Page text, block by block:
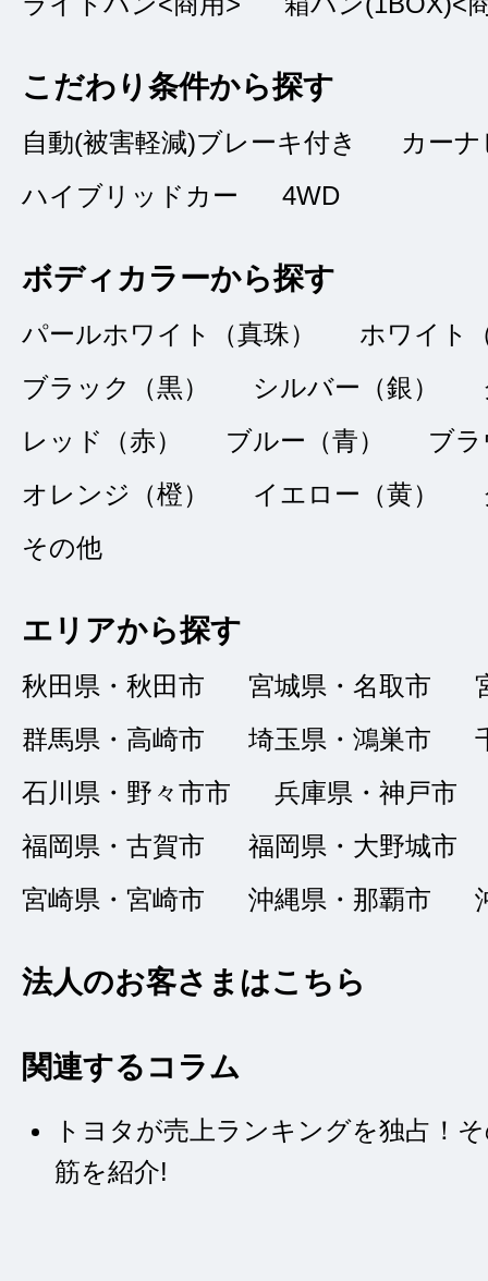
介したいと思いま
★★★★★
5 点
総合評価
2022/01/23
購入金額に満
販売店の評価
接客：5｜ 雰囲
品質：5｜ 説明：
こだわり条件から探す
自動(被害軽減)ブレーキ付き
カー
ハイブリッドカー
4WD
ボディカラーから探す
パールホワイト（真珠）
ホワイト
ブラック（黒）
シルバー（銀）
レッド（赤）
ブルー（青）
ブ
オレンジ（橙）
イエロー（黄）
その他
エリアから探す
秋田県・秋田市 宮城県・名取市
群馬県・高崎市
埼玉県・鴻巣市
石川県・野々市市
兵庫県・神戸市
福岡県・古賀市
福岡県・大野城市
宮崎県・宮崎市
沖縄県・那覇市
法人のお客さまはこちら
関連するコラム
トヨタが売上ランキングを独占！
筋を紹介!